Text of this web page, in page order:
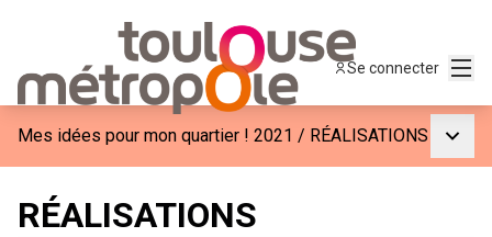
Se connecter
Mes idées pour mon quartier ! 2021 / RÉALISATIONS
RÉALISATIONS